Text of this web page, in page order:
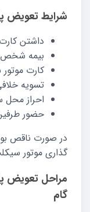
شرایط تعویض
داشتن
بیمه شخص
کارت
تسویه
احراز
حضور
در صورت ناقص
گذاری موتور
مراحل تعویض
گام